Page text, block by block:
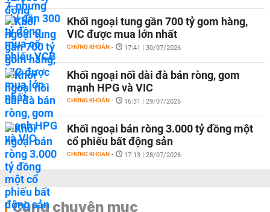
Khối ngoại tung gần 700 tỷ gom hàng,
VIC được mua lớn nhất
CHỨNG KHOÁN - 17:41 | 30/07/2026
Khối ngoại nối dài đà bán ròng, gom
mạnh HPG và VIC
CHỨNG KHOÁN - 16:31 | 29/07/2026
Khối ngoại bán ròng 3.000 tỷ đồng một
cổ phiếu bất động sản
CHỨNG KHOÁN - 17:13 | 28/07/2026
Cùng chuyên mục